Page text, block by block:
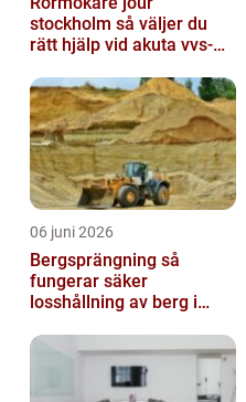
stockholm så väljer du
rätt hjälp vid akuta vvs-
06 juni 2026
Bergsprängning så
fungerar säker
losshållning av berg i